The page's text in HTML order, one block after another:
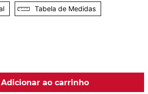
Tabela de Medidas
Adicionar ao carrinho